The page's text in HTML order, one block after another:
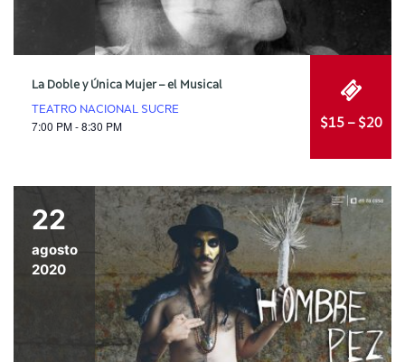
La Doble y Única Mujer – el Musical
TEATRO NACIONAL SUCRE
7:00 PM - 8:30 PM $15 – $20
22
agosto
2020